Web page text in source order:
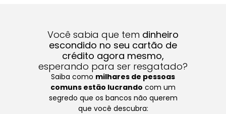
Você sabia que tem dinheiro
escondido no seu cartão de
crédito agora mesmo,
esperando para ser resgatado?
Saiba como milhares de pessoas
comuns estão lucrando com um
segredo que os bancos não querem
que você descubra: